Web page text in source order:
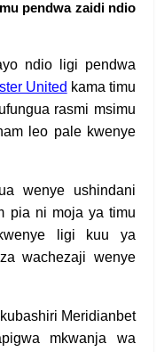
pendwa zaidi ndio
ndio ligi pendwa
United kama timu
rasmi msimu
leo pale kwenye
wenye ushindani
pia ni moja ya timu
ligi kuu ya
wachezaji wenye
Meridianbet
mkwanja wa